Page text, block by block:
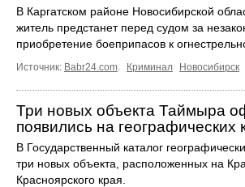
В Каргатском районе Новосибирской
житель предстанет перед судом за
приобретение боеприпасов к
Источник: Babr24.com Криминал Новосибирск
Три новых объекта Таймыра
появились на географических
В Государственный каталог
три новых объекта, расположенных на
Красноярского края.